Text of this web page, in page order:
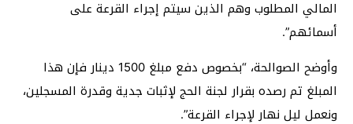
المالي المطلوب وهم الذين سيتم إجراء القرعة على
أسمائهم”.
وأوضح الصوالحة، “بخصوص دفع مبلغ 1500 دينار فإن هذا
المبلغ تم رصده بقرار لجنة الحج لإثبات جدية وقدرة المسجلين،
ونعمل ليل نهار لإجراء القرعة”.